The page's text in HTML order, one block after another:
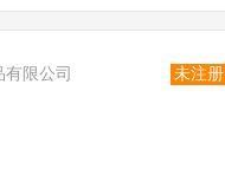
限公司
未注册